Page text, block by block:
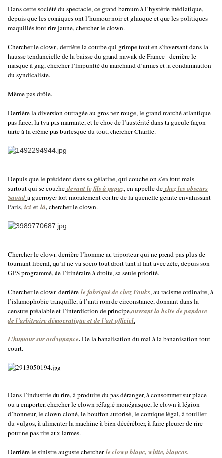
Dans cette société du spectacle, ce grand barnum à l’hystérie médiatique,
depuis que les comiques ont l’humour noir et glauque et que les politiques
maquillés font rire jaune, chercher le clown.
Chercher le clown, derrière la courbe qui grimpe tout en s’inversant dans la
hausse tendancielle de la baisse du grand nawak de France ; derrière le
masque à gag, chercher l’impunité du marchand d’armes et la condamnation
du syndicaliste.
Même pas drôle.
Derrière la diversion outragée au gros nez rouge, le grand marché atlantique
pas farce, la tva pas marrante, et le choc de l’austérité dans ta gueule façon
tarte à la crème pas burlesque du tout, chercher Charlie.
Depuis que le président dans sa gélatine, qui couche on s’en fout mais
surtout qui se couche devant le fils à papaz, en appelle de chez les obscurs
Saoud à guerroyer fort moralement contre de la quenelle géante envahissant
Paris, ici et là, chercher le clown.
Chercher le clown derrière l’homme au triporteur qui ne prend pas plus de
tournant libéral, qu’il ne va socio tout droit tant il fait avec zèle, depuis son
GPS programmé, de l’itinéraire à droite, sa seule priorité.
Chercher le clown derrière le fabriqué de chez Fouks, au racisme ordinaire, à
l’islamophobie tranquille, à l’anti rom de circonstance, donnant dans la
censure préalable et l’interdiction de principe,ouvrant la boîte de pandore
de l’arbitraire démocratique et de l’art officiel.
L’humour sur ordonnance. De la banalisation du mal à la bananisation tout
court.
Dans l’industrie du rire, à produire du pas déranger, à consommer sur place
ou a emporter, chercher le clown réfugié monégasque, le clown à légion
d’honneur, le clown cloné, le bouffon autorisé, le comique légal, à touiller
du vulgos, à alimenter la machine à bien décérébrer, à faire pleurer de rire
pour ne pas rire aux larmes.
Derrière le sinistre auguste chercherle clown blanc, white, blancos.